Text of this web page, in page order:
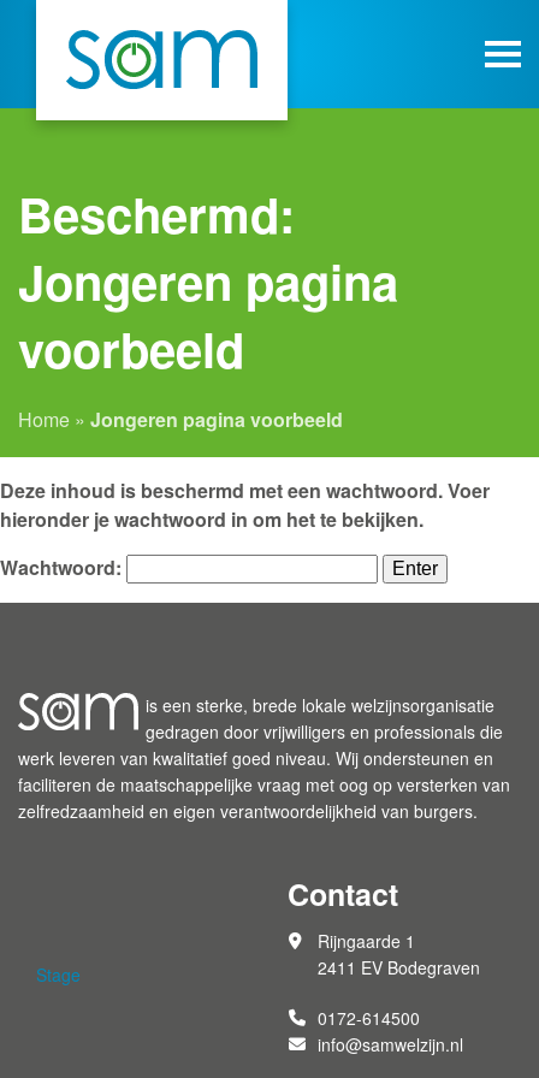
Beschermd:
Jongeren pagina
voorbeeld
Home » Jongeren pagina voorbeeld
Deze inhoud is beschermd met een wachtwoord. Voer
hieronder je wachtwoord in om het te bekijken.
Wachtwoord:
is een sterke, brede lokale welzijnsorganisatie
gedragen door vrijwilligers en professionals die
werk leveren van kwalitatief goed niveau. Wij ondersteunen en
faciliteren de maatschappelijke vraag met oog op versterken van
zelfredzaamheid en eigen verantwoordelijkheid van burgers.
Stage
Contact
Rijngaarde 1
2411 EV Bodegraven
0172-614500
info@samwelzijn.nl